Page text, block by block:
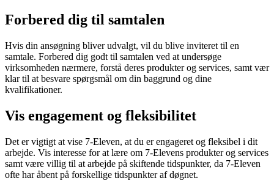
Forbered dig til samtalen
Hvis din ansøgning bliver udvalgt, vil du blive inviteret til en
samtale. Forbered dig godt til samtalen ved at undersøge
virksomheden nærmere, forstå deres produkter og services, samt vær
klar til at besvare spørgsmål om din baggrund og dine
kvalifikationer.
Vis engagement og fleksibilitet
Det er vigtigt at vise 7-Eleven, at du er engageret og fleksibel i dit
arbejde. Vis interesse for at lære om 7-Elevens produkter og services
samt være villig til at arbejde på skiftende tidspunkter, da 7-Eleven
ofte har åbent på forskellige tidspunkter af døgnet.